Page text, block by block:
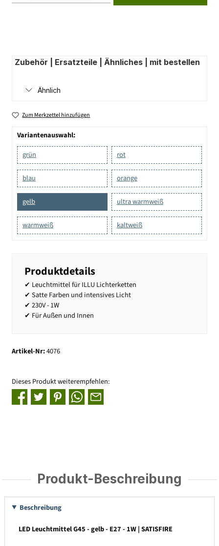
Zubehör | Ersatzteile | Ähnliches | mit bestellen
Ähnlich
Zum Merkzettel hinzufügen
Variantenauswahl:
grün
rot
blau orange
gelb ultra warmweiß
warmweiß kaltweiß
Produktdetails
✔ Leuchtmittel für ILLU Lichterketten
✔ Satte Farben und intensives Licht
✔ 230V - 1W
✔ Für Außen und Innen
Artikel-Nr:4076
Dieses Produkt weiterempfehlen:
Produkt-Beschreibung
Beschreibung
LED Leuchtmittel G45 - gelb - E27 - 1W | SATISFIRE